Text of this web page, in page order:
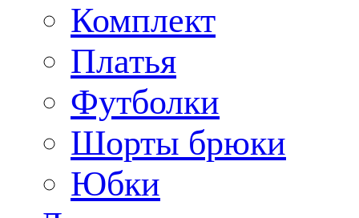
Комплект
Платья
Футболки
Шорты брюки
Юбки